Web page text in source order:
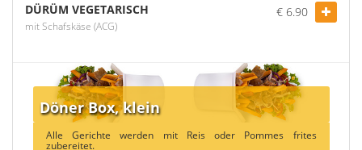
DÜRÜM VEGETARISCH
mit Schafskäse (ACG)
€ 6.90
Döner Box, klein
Alle Gerichte werden mit Reis oder Pommes frites
zubereitet.